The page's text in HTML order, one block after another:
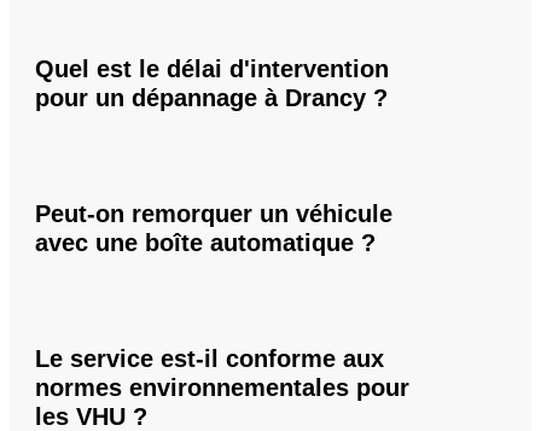
Quel est le délai d'intervention
pour un dépannage à Drancy ?
Peut-on remorquer un véhicule
avec une boîte automatique ?
Le service est-il conforme aux
normes environnementales pour
les VHU ?